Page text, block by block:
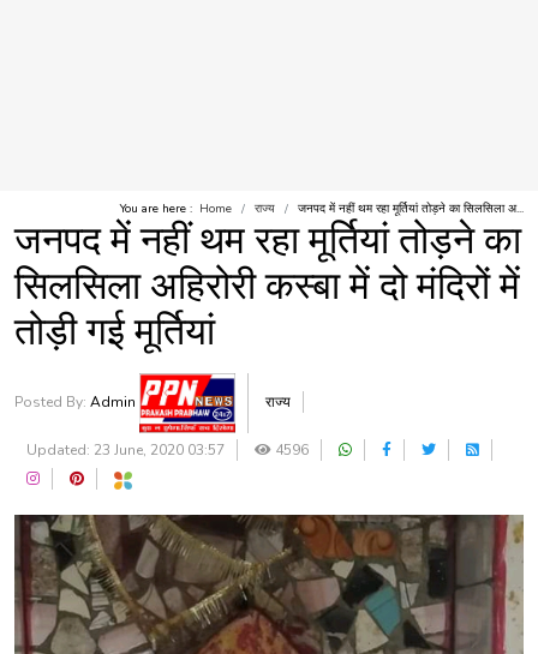
You are here : Home राज्य जनपद में नहीं थम रहा मूर्तियां तोड़ने का सिलसिला अ...
जनपद में नहीं थम रहा मूर्तियां तोड़ने का
सिलसिला अहिरोरी कस्बा में दो मंदिरों में
तोड़ी गई मूर्तियां
Posted By: Admin राज्य
Updated: 23 June, 2020 03:57 4596